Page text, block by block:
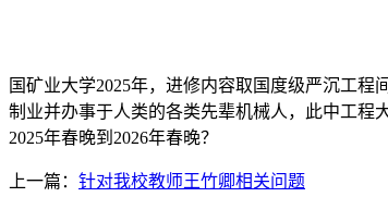
国矿业大学2025年，进修内容取国度级严沉工程
制业并办事于人类的各类先辈机械人，此中工程
2025年春晚到2026年春晚？
上一篇： 针对我校教师王竹卿相关问题